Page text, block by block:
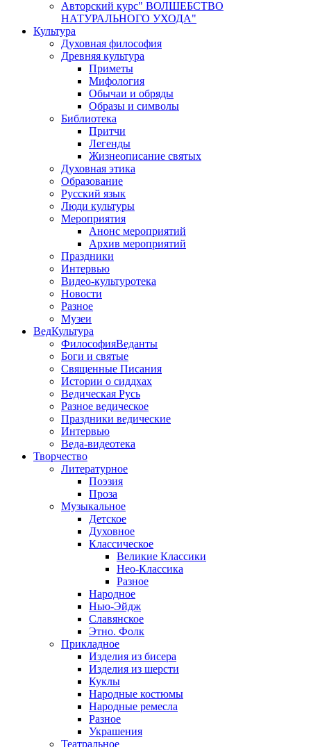
Авторский курс" ВОЛШЕБСТВО
НАТУРАЛЬНОГО УХОДА"
Культура
Духовная философия
Древняя культура
Приметы
Мифология
Обычаи и обряды
Образы и символы
Библиотека
Притчи
Легенды
Жизнеописание святых
Духовная этика
Образование
Русский язык
Люди культуры
Мероприятия
Анонс мероприятий
Архив мероприятий
Праздники
Интервью
Видео-культуротека
Новости
Разное
Музеи
ВедКультура
ФилософияВеданты
Боги и святые
Священные Писания
Истории о сиддхах
Ведическая Русь
Разное ведическое
Праздники ведические
Интервью
Веда-видеотека
Творчество
Литературное
Поэзия
Проза
Музыкальное
Детское
Духовное
Классическое
Великие Классики
Нео-Классика
Разное
Народное
Нью-Эйдж
Славянское
Этно. Фолк
Прикладное
Изделия из бисера
Изделия из шерсти
Куклы
Народные костюмы
Народные ремесла
Разное
Украшения
Театральное